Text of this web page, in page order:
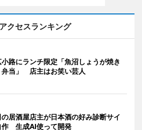
アクセスランキング
路にランチ限定「魚沼しょうが焼き
弁当」 店主はお笑い芸人
居酒屋店主が日本酒の好み診断サイ
作 生成AI使って開発